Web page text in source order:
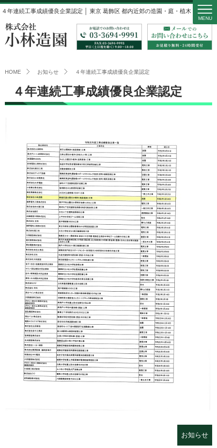
４年連続工事成績優良企業認定 │ 東京 葛飾区 都内近郊の造園・庭・植木 小林造園
MENU
HOME お知らせ ４年連続工事成績優良企業認定
４年連続工事成績優良企業認定
お知らせ